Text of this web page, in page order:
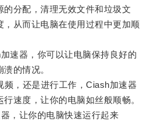
的分配，清理无效文件和垃圾文
，从而让电脑在使用过程中更加顺
器，你可以让电脑保持良好的
的情况。
，还是进行工作，Ciash加速器
速度，让你的电脑如丝般顺畅。
让你的电脑快速运行起来